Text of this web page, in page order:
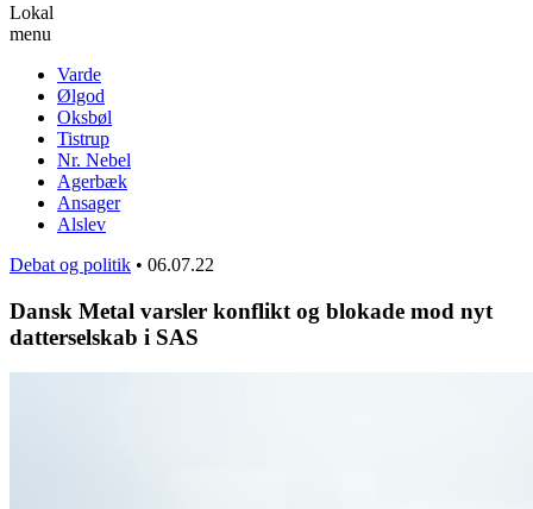
Lokal
menu
Varde
Ølgod
Oksbøl
Tistrup
Nr. Nebel
Agerbæk
Ansager
Alslev
Debat og politik • 06.07.22
Dansk Metal varsler konflikt og blokade mod nyt
datterselskab i SAS